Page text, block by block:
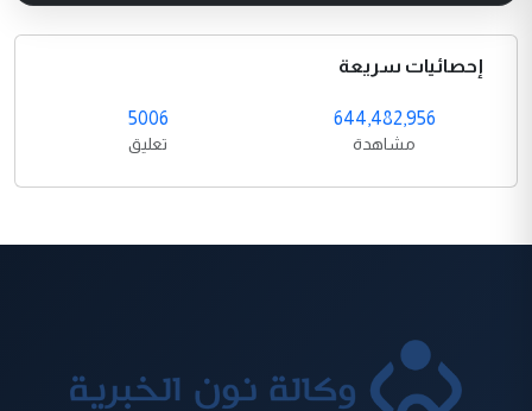
إحصائيات سريعة
644,482,956
مشاهدة
5006
تعليق